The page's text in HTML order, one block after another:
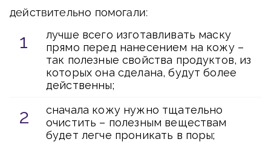
действительно помогали:
лучше всего изготавливать маску
прямо перед нанесением на кожу –
так полезные свойства продуктов, из
которых она сделана, будут более
действенны;
сначала кожу нужно тщательно
очистить – полезным веществам
будет легче проникать в поры;